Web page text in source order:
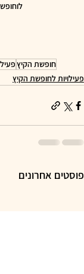
חופשת הקיץ
פעילויות לחופשת הקיץ
פוסטים אחרונים